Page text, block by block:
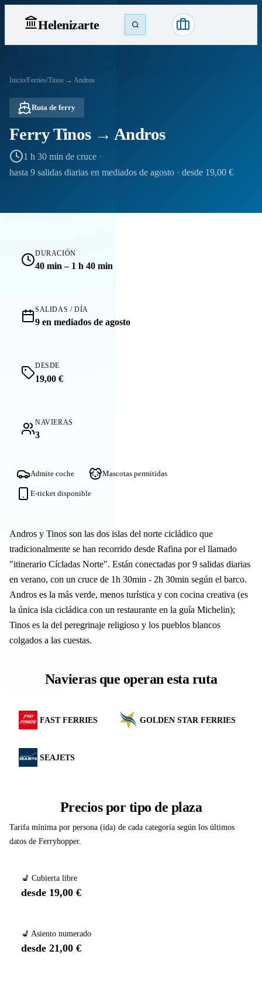
Helenizarte
Inicio/Ferries/Tinos → Andros
Ruta de ferry
Ferry Tinos → Andros
1 h 30 min de cruce ·
hasta 9 salidas diarias en mediados de agosto · desde 19,00 €
DURACIÓN
40 min – 1 h 40 min
SALIDAS / DÍA
9 en mediados de agosto
DESDE
19,00 €
NAVIERAS
3
Admite coche Mascotas permitidas
E-ticket disponible
Andros y Tinos son las dos islas del norte cicládico que
tradicionalmente se han recorrido desde Rafina por el llamado
"itinerario Cícladas Norte". Están conectadas por 9 salidas diarias
en verano, con un cruce de 1h 30min - 2h 30min según el barco.
Andros es la más verde, menos turística y con cocina creativa (es
la única isla cicládica con un restaurante en la guía Michelin);
Tinos es la del peregrinaje religioso y los pueblos blancos
colgados a las cuestas.
Navieras que operan esta ruta
FAST FERRIES GOLDEN STAR FERRIES
SEAJETS
Precios por tipo de plaza
Tarifa mínima por persona (ida) de cada categoría según los últimos
datos de Ferryhopper.
💺 Cubierta libre
desde 19,00 €
💺 Asiento numerado
desde 21,00 €